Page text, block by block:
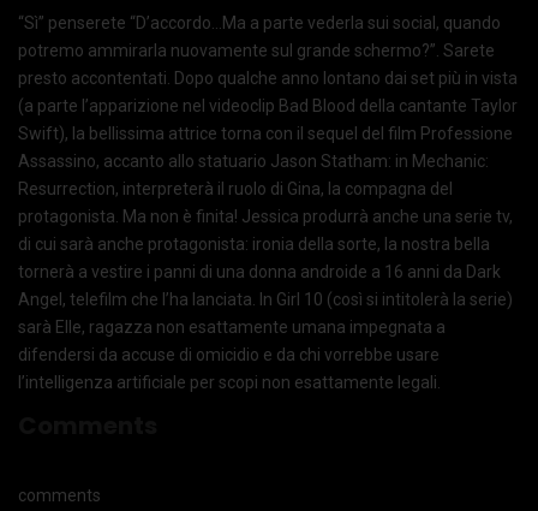
“Sì” penserete “D’accordo…Ma a parte vederla sui social, quando
potremo ammirarla nuovamente sul grande schermo?”. Sarete
presto accontentati. Dopo qualche anno lontano dai set più in vista
(a parte l’apparizione nel videoclip Bad Blood della cantante Taylor
Swift), la bellissima attrice torna con il sequel del film Professione
Assassino, accanto allo statuario Jason Statham: in Mechanic:
Resurrection, interpreterà il ruolo di Gina, la compagna del
protagonista. Ma non è finita! Jessica produrrà anche una serie tv,
di cui sarà anche protagonista: ironia della sorte, la nostra bella
tornerà a vestire i panni di una donna androide a 16 anni da Dark
Angel, telefilm che l’ha lanciata. In Girl 10 (così si intitolerà la serie)
sarà Elle, ragazza non esattamente umana impegnata a
difendersi da accuse di omicidio e da chi vorrebbe usare
l’intelligenza artificiale per scopi non esattamente legali.
comments